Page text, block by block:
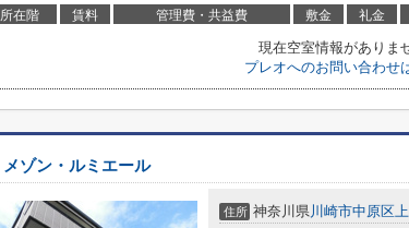
所在階 賃料 管理費・共益費 敷金 礼金
現在空室情報がありま
プレオへのお問い合わせ
メゾン・ルミエール
住所 神奈川県川崎市中原区